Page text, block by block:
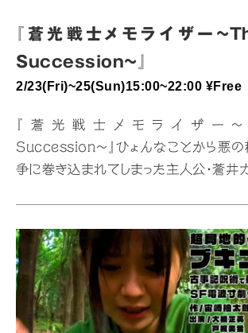
『蒼光戦士メモライザー
Succession~』
2/23(Fri)~25(Sun)15:00~22:00 ¥Free
『蒼光戦士メモライザー〜
Succession〜』ひょんなことから悪
争に巻き込まれてしまった主人公・蒼井
の一人に彼は見覚えがあった…ハイテン
こだわり抜かれた造形が美しい特撮大作！